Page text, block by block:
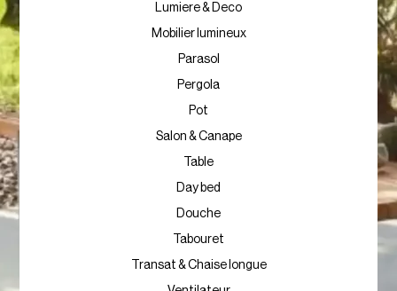
Lumiere & Deco
Mobilier lumineux
Parasol
Pergola
Pot
Salon & Canape
Table
Day bed
Douche
Tabouret
Transat & Chaise longue